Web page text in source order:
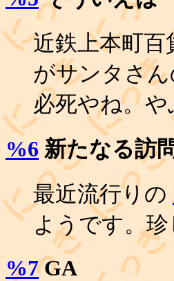
近鉄上本町百
がサンタさ
必死やね。や
%6 新たなる訪
最近流行りの
ようです。
%7GA